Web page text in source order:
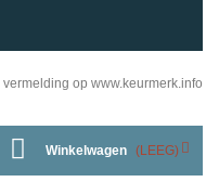
Winkelwagen (LEEG)